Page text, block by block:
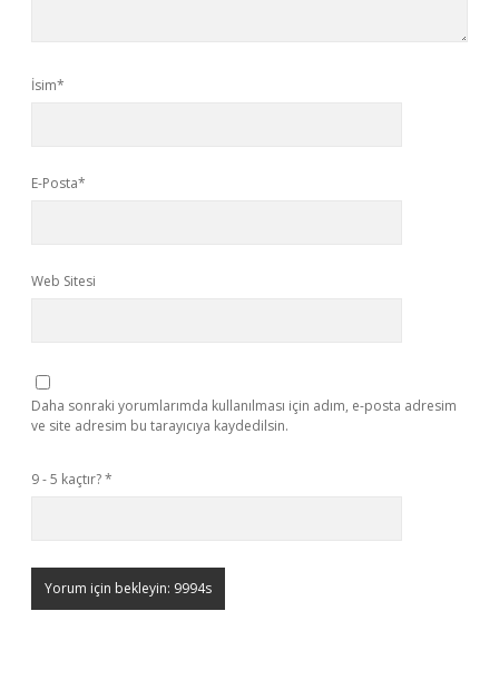
İsim*
E-Posta*
Web Sitesi
Daha sonraki yorumlarımda kullanılması için adım, e-posta adresim
ve site adresim bu tarayıcıya kaydedilsin.
9 - 5 kaçtır?*